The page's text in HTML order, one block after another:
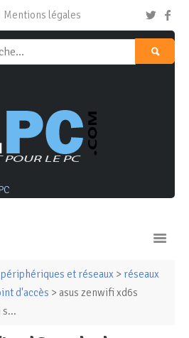
Mentions légales
& Tablettes
Composants
périphériques et réseaux > réseaux
d'accès > asus zenwifi xd6s